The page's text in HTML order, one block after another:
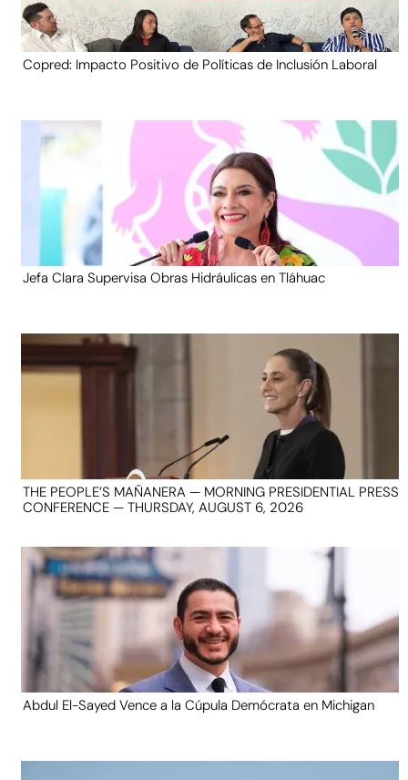
Copred: Impacto Positivo de Políticas de Inclusión Laboral
Jefa Clara Supervisa Obras Hidráulicas en Tláhuac
THE PEOPLE’S MAÑANERA — MORNING PRESIDENTIAL PRESS
CONFERENCE — THURSDAY, AUGUST 6, 2026
Abdul El-Sayed Vence a la Cúpula Demócrata en Michigan